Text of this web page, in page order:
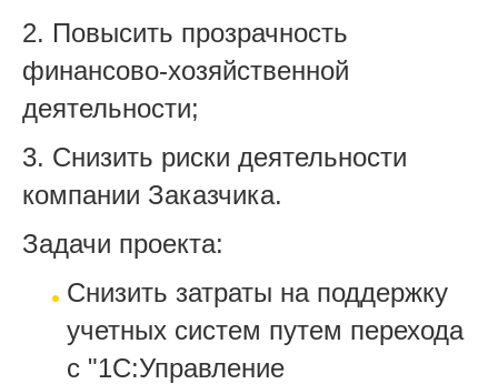
2. Повысить прозрачность
финансово-хозяйственной
деятельности;
3. Снизить риски деятельности
компании Заказчика.
Задачи проекта:
Снизить затраты на поддержку
учетных систем путем перехода
с "1С:Управление